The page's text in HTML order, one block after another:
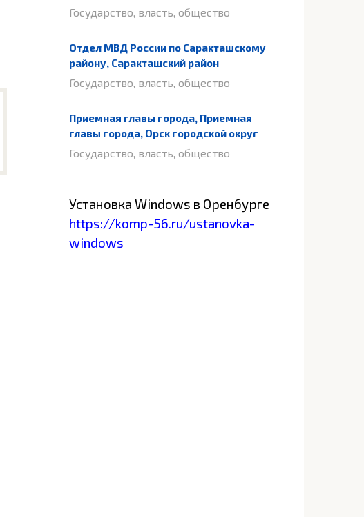
Государство, власть, общество
Отдел МВД России по Саракташскому
району, Саракташский район
Государство, власть, общество
Приемная главы города, Приемная
главы города, Орск городской округ
Государство, власть, общество
Установка Windows в Оренбурге
https://komp-56.ru/ustanovka-
windows